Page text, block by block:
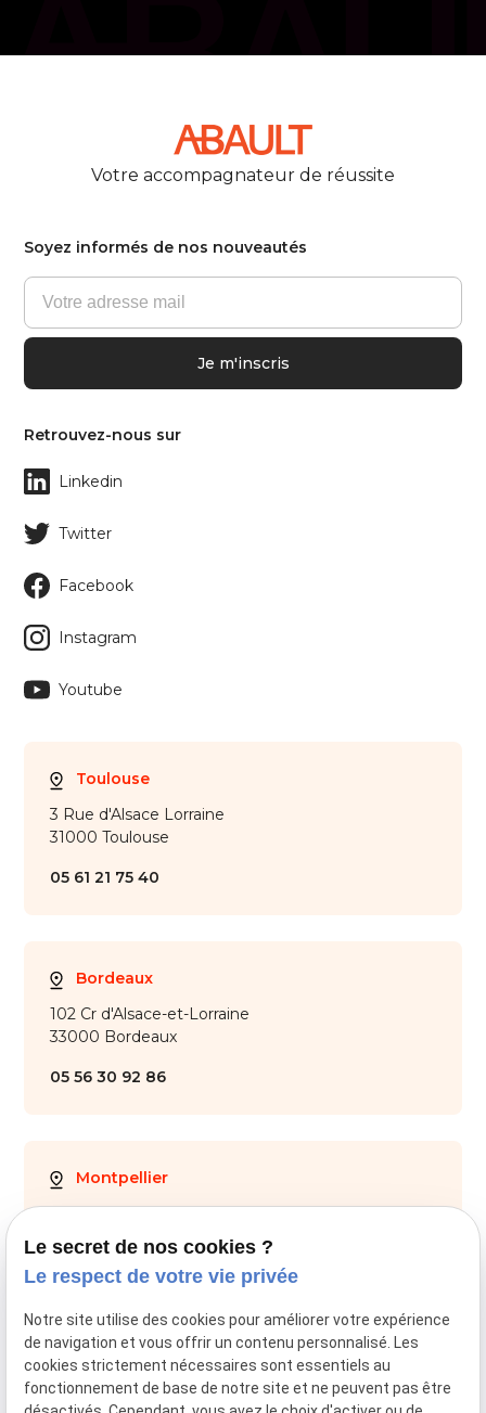
Votre accompagnateur de réussite
Soyez informés de nos nouveautés
Retrouvez-nous sur
Linkedin
Twitter
Facebook
Instagram
Youtube
Toulouse
3 Rue d'Alsace Lorraine
31000 Toulouse
05 61 21 75 40
Bordeaux
102 Cr d'Alsace-et-Lorraine
33000 Bordeaux
05 56 30 92 86
Montpellier
28 Av. de Maurin
34000 Montpellier
04 67 59 70 05
SIRET :44034651800028
Le secret de nos cookies ?
Le respect de votre vie privée
Notre site utilise des cookies pour améliorer votre expérience
de navigation et vous offrir un contenu personnalisé. Les
cookies strictement nécessaires sont essentiels au
fonctionnement de base de notre site et ne peuvent pas être